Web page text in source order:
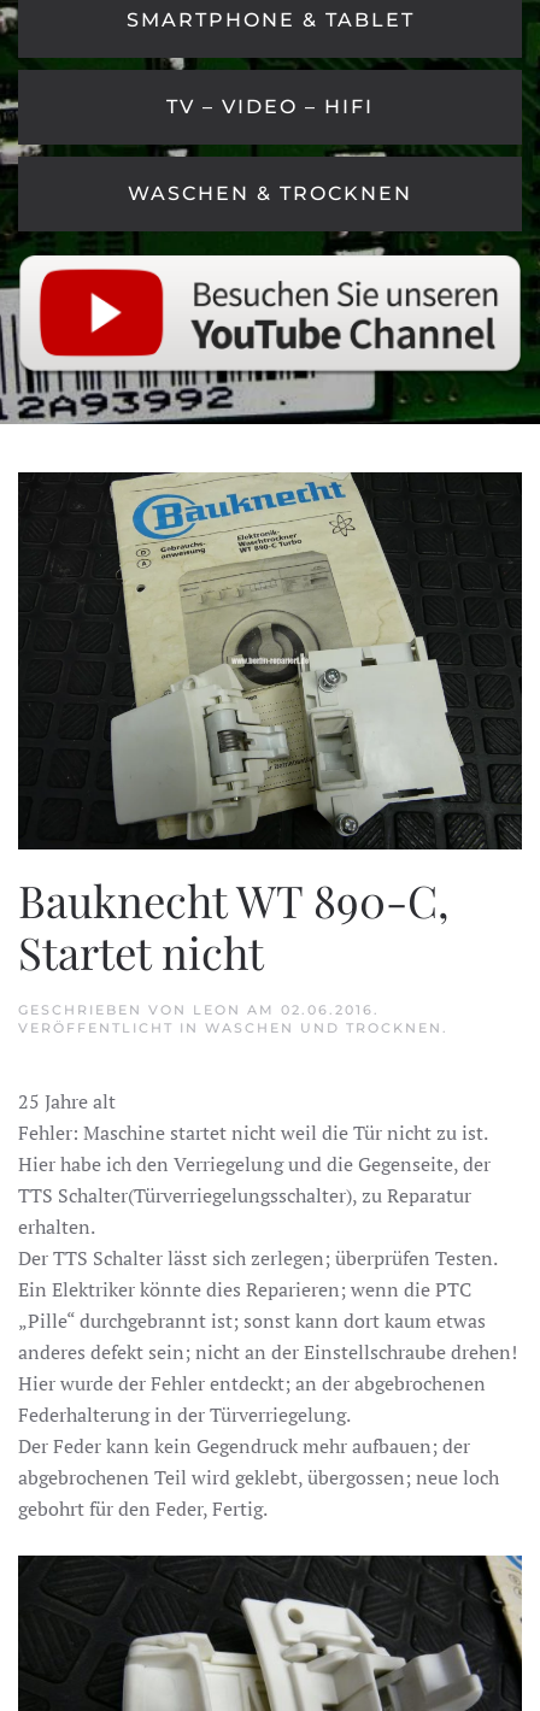
SMARTPHONE & TABLET
TV – VIDEO – HIFI
WASCHEN & TROCKNEN
Bauknecht WT 890-C,
Startet nicht
GESCHRIEBEN VON LEON AM 02.06.2016.
VERÖFFENTLICHT IN WASCHEN UND TROCKNEN .
25 Jahre alt
Fehler: Maschine startet nicht weil die Tür nicht zu ist.
Hier habe ich den Verriegelung und die Gegenseite, der
TTS Schalter(Türverriegelungsschalter), zu Reparatur
erhalten.
Der TTS Schalter lässt sich zerlegen; überprüfen Testen.
Ein Elektriker könnte dies Reparieren; wenn die PTC
„Pille“ durchgebrannt ist; sonst kann dort kaum etwas
anderes defekt sein; nicht an der Einstellschraube drehen!
Hier wurde der Fehler entdeckt; an der abgebrochenen
Federhalterung in der Türverriegelung.
Der Feder kann kein Gegendruck mehr aufbauen; der
abgebrochenen Teil wird geklebt, übergossen; neue loch
gebohrt für den Feder, Fertig.